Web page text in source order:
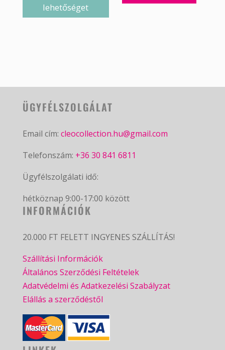
lehetőséget
ÜGYFÉLSZOLGÁLAT
Email cím: cleocollection.hu@gmail.com
Telefonszám: +36 30 841 6811
Ügyfélszolgálati idő:
hétköznap 9:00-17:00 között
INFORMÁCIÓK
20.000 FT FELETT INGYENES SZÁLLÍTÁS!
Szállítási Információk
Általános Szerződési Feltételek
Adatvédelmi és Adatkezelési Szabályzat
Elállás a szerződéstől